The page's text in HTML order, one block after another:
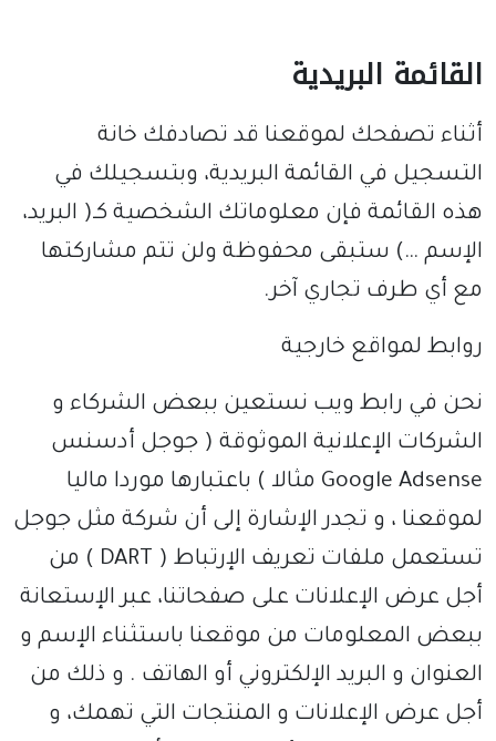
القائمة البريدية
أثناء تصفحك لموقعنا قد تصادفك خانة
التسجيل في القائمة البريدية، وبتسجيلك في
هذه القائمة فإن معلوماتك الشخصية كـ( البريد،
الإسم …) ستبقى محفوظة ولن تتم مشاركتها
مع أي طرف تجاري آخر.
روابط لمواقع خارجية
نحن في رابط ويب نستعين ببعض الشركاء و
الشركات الإعلانية الموثوقة ( جوجل أدسنس
Google Adsense مثالا ) باعتبارها موردا ماليا
لموقعنا ، و تجدر الإشارة إلى أن شركة مثل جوجل
تستعمل ملفات تعريف الإرتباط ( DART ) من
أجل عرض الإعلانات على صفحاتنا، عبر الإستعانة
ببعض المعلومات من موقعنا باستثناء الإسم و
العنوان و البريد الإلكتروني أو الهاتف . و ذلك من
أجل عرض الإعلانات و المنتجات التي تهمك، و